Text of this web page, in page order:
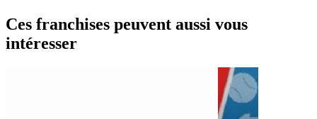
Ces franchises peuvent aussi vous
intéresser